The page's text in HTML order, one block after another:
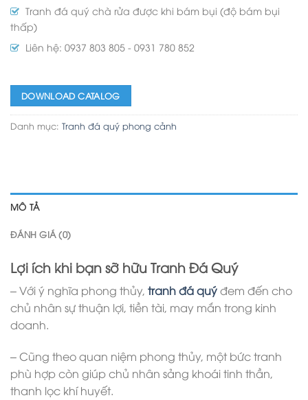
Tranh đá quý chà rửa được khi bám bụi (độ bám bụi
thấp)
Liên hệ: 0937 803 805 - 0931 780 852
DOWNLOAD CATALOG
Danh mục: Tranh đá quý phong cảnh
MÔ TẢ
ĐÁNH GIÁ (0)
Lợi ích khi bạn sỡ hữu Tranh Đá Quý
– Với ý nghĩa phong thủy, tranh đá quýđem đến cho
chủ nhân sự thuận lợi, tiền tài, may mắn trong kinh
doanh.
– Cũng theo quan niệm phong thủy, một bức tranh
phù hợp còn giúp chủ nhân sảng khoái tinh thần,
thanh lọc khí huyết.